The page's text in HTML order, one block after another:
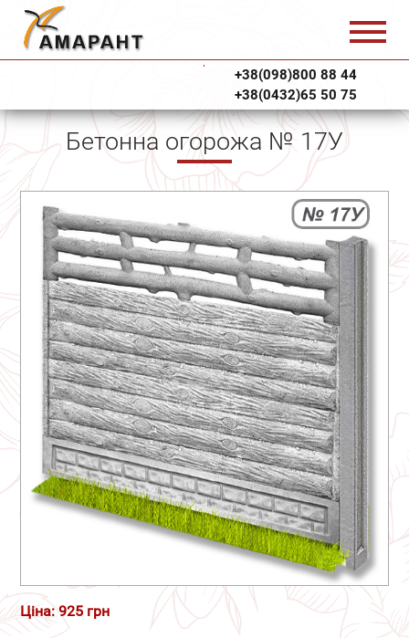
+38(098)800 88 44
+38(0432)65 50 75
Бетонна огорожа № 17У
Ціна: 925 грн